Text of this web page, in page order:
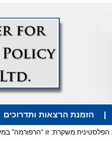
| הזמנת הרצאות ותדרוכים
משקרת: זו “הרפורמה”